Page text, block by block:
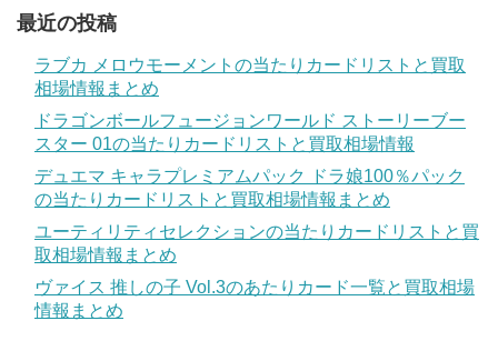
最近の投稿
ラブカ メロウモーメントの当たりカードリストと買取
相場情報まとめ
ドラゴンボールフュージョンワールド ストーリーブー
スター 01の当たりカードリストと買取相場情報
デュエマ キャラプレミアムパック ドラ娘100％パック
の当たりカードリストと買取相場情報まとめ
ユーティリティセレクションの当たりカードリストと買
取相場情報まとめ
ヴァイス 推しの子 Vol.3のあたりカード一覧と買取相場
情報まとめ